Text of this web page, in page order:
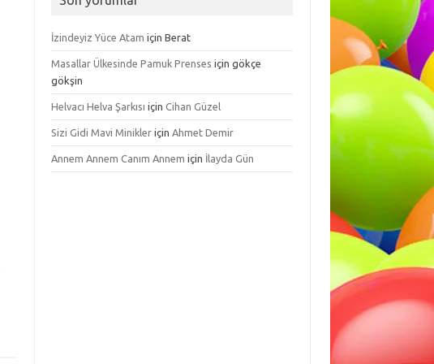
İzindeyiz Yüce Atam içinBerat
Masallar Ülkesinde Pamuk Prenses içingökçe
gökşin
Helvacı Helva Şarkısı içinCihan Güzel
Sizi Gidi Mavi Minikler içinAhmet Demir
Annem Annem Canım Annem için İlayda Gün